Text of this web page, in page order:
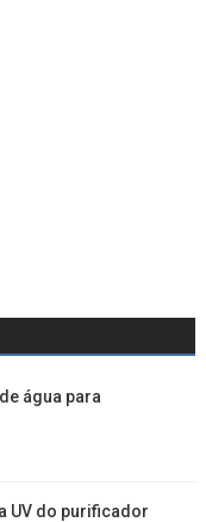
água para
UV do purificador